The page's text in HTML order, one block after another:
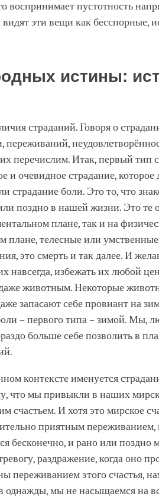
воспринимает пустотность
эти вещи как бесспорные,
истины:
страданий. Говоря о
переживаний,
перечислим. Итак, первый тип
и очевидное страдание,
страдание боли. Это то, что
поздно в нашей жизни. Это те
плане, так и на
плане, телесные или
это смерть и так далее. И
навсегда, избежать их любой
животным. Некоторые
запасают себе провиант на
– первого типа – зимой. Мы,
больше себе позволить в
контексте именуется
что мы привыкли в наших
счастьем. И хотя это мирское
приятным переживанием,
бесконечно, и рано или
раздражение, когда оно
переживанием этого счастья,
однажды, мы не насыщаемся на